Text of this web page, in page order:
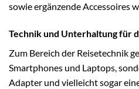
sowie ergänzende Accessoires
Technik und Unterhaltung für
Zum Bereich der Reisetechnik
Smartphones und Laptops,
Adapter und vielleicht sogar